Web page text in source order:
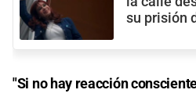
su prisión
"Si no hay reacción